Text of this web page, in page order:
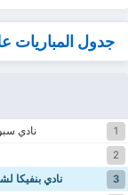
جدول المباريات
1 نادي
2
3
نادي بنفيكا